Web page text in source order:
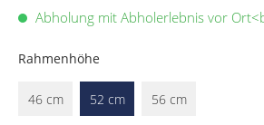
Abholung mit Abholerlebnis vor
Rahmenhöhe
46 cm 52 cm 56 cm